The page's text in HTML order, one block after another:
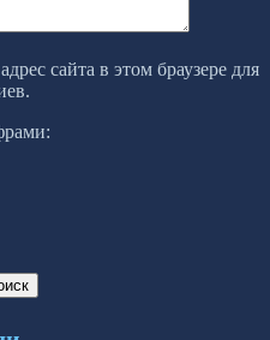
сайта в этом браузере для